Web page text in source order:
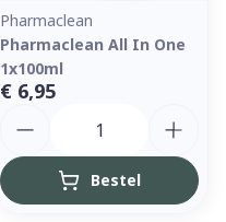
Pharmaclean
Pharmaclean All In One
1x100ml
€ 6,95
Bestel